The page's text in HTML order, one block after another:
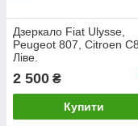
Дзеркало Fiat Ulysse,
Peugeot 807, Citroen C8.
Ліве.
2 500 ₴
Купити